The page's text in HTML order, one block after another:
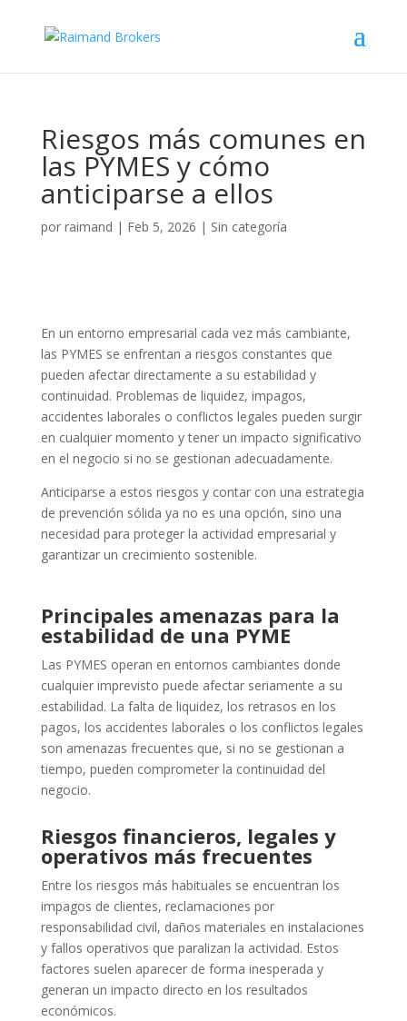
Riesgos más comunes en
las PYMES y cómo
anticiparse a ellos
por raimand | Feb 5, 2026 | Sin categoría
En un entorno empresarial cada vez más cambiante,
las PYMES se enfrentan a riesgos constantes que
pueden afectar directamente a su estabilidad y
continuidad. Problemas de liquidez, impagos,
accidentes laborales o conflictos legales pueden surgir
en cualquier momento y tener un impacto significativo
en el negocio si no se gestionan adecuadamente.
Anticiparse a estos riesgos y contar con una estrategia
de prevención sólida ya no es una opción, sino una
necesidad para proteger la actividad empresarial y
garantizar un crecimiento sostenible.
Principales amenazas para la
estabilidad de una PYME
Las PYMES operan en entornos cambiantes donde
cualquier imprevisto puede afectar seriamente a su
estabilidad. La falta de liquidez, los retrasos en los
pagos, los accidentes laborales o los conflictos legales
son amenazas frecuentes que, si no se gestionan a
tiempo, pueden comprometer la continuidad del
negocio.
Riesgos financieros, legales y
operativos más frecuentes
Entre los riesgos más habituales se encuentran los
impagos de clientes, reclamaciones por
responsabilidad civil, daños materiales en instalaciones
y fallos operativos que paralizan la actividad. Estos
factores suelen aparecer de forma inesperada y
generan un impacto directo en los resultados
económicos.